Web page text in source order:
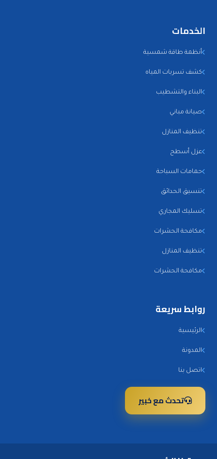
الخدمات
أنظمة طاقة شمسية
كشف تسربات المياه
البناء والتشطيب
صيانة مباني
تنظيف المنازل
عزل أسطح
حمامات السباحة
تنسيق الحدائق
تسليك المجاري
مكافحة الحشرات
تنظيف المنازل
مكافحة الحشرات
روابط سريعة
الرئيسية
المدونة
اتصل بنا
تحدث مع خبير